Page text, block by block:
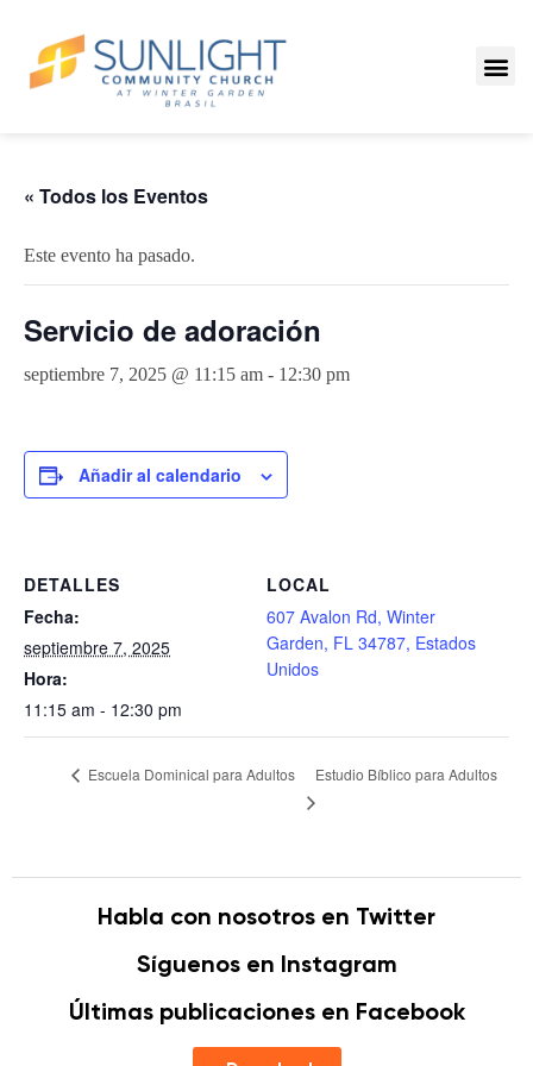
« Todos los Eventos
Este evento ha pasado.
Servicio de adoración
septiembre 7, 2025 @ 11:15 am - 12:30 pm
Añadir al calendario
DETALLES
Fecha:
septiembre 7, 2025
Hora:
11:15 am - 12:30 pm
LOCAL
607 Avalon Rd, Winter
Garden, FL 34787, Estados
Unidos
Escuela Dominical para Adultos Estudio Bíblico para Adultos
Habla con nosotros en Twitter
Síguenos en Instagram
Últimas publicaciones en Facebook